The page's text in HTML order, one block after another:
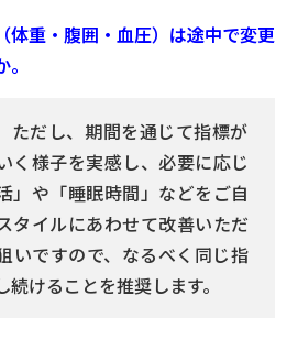
体重・腹囲・血圧）は途中で変更
ただし、期間を通じて指標が
く様子を実感し、必要に応じ
」や「睡眠時間」などをご自
タイルにあわせて改善いただ
いですので、なるべく同じ指
続けることを推奨します。